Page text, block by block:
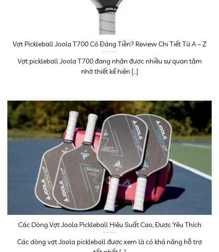
Vợt Pickleball Joola T700 Có Đáng Tiền? Review Chi Tiết Từ A – Z
Vợt pickleball Joola T700 đang nhận được nhiều sự quan tâm
nhờ thiết kế hiện [...]
Các Dòng Vợt Joola Pickleball Hiệu Suất Cao, Được Yêu Thích
Các dòng vợt Joola pickleball được xem là có khả năng hỗ trợ